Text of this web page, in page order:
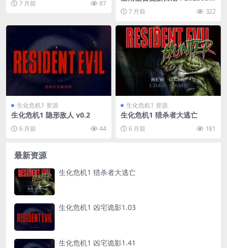
7 月前 87
7 月前 322
生化危机1 资源
生化危机1 隐形敌人 v0.2
6 月前 44
生化危机1 资源
生化危机1 猎杀者大逃亡
6 月前 181
最新资源
生化危机1 猎杀者大逃亡
生化危机1 凶宅诡影1.03
生化危机1 凶宅诡影1.41